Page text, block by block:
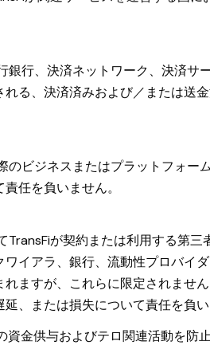
銀行、決済ネットワーク、決済サ
る、決済済みおよび／または送
ビジネスまたはプラットフォーム
任を負いません。
TransFiが契約または利用する第三
イアラ、銀行、流動性プロバイ
ますが、これらに限定されませ
、または損失について責任を負い
資金供与およびテロ関連活動を防